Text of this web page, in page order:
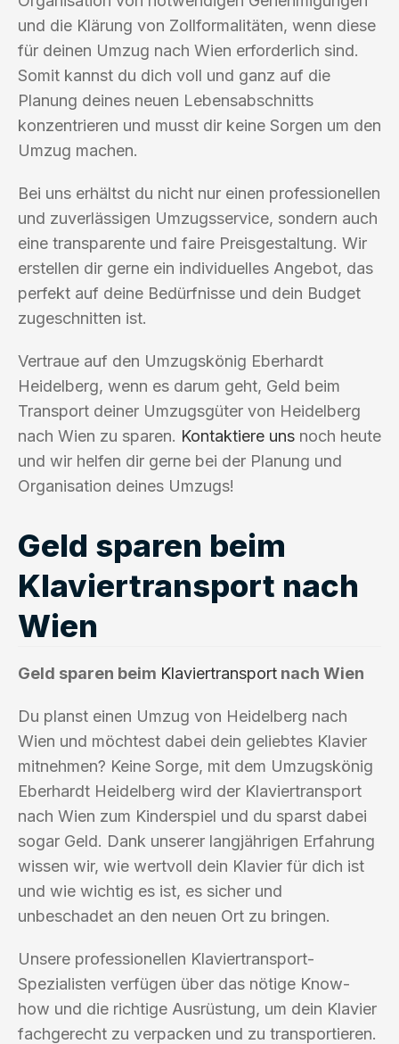
und die Klärung von Zollformalitäten, wenn diese
für deinen Umzug nach Wien erforderlich sind.
Somit kannst du dich voll und ganz auf die
Planung deines neuen Lebensabschnitts
konzentrieren und musst dir keine Sorgen um den
Umzug machen.
Bei uns erhältst du nicht nur einen professionellen
und zuverlässigen Umzugsservice, sondern auch
eine transparente und faire Preisgestaltung. Wir
erstellen dir gerne ein individuelles Angebot, das
perfekt auf deine Bedürfnisse und dein Budget
zugeschnitten ist.
Vertraue auf den Umzugskönig Eberhardt
Heidelberg, wenn es darum geht, Geld beim
Transport deiner Umzugsgüter von Heidelberg
nach Wien zu sparen. Kontaktiere uns noch heute
und wir helfen dir gerne bei der Planung und
Organisation deines Umzugs!
Geld sparen beim
Klaviertransport nach
Wien
Geld sparen beim Klaviertransport nach Wien
Du planst einen Umzug von Heidelberg nach
Wien und möchtest dabei dein geliebtes Klavier
mitnehmen? Keine Sorge, mit dem Umzugskönig
Eberhardt Heidelberg wird der Klaviertransport
nach Wien zum Kinderspiel und du sparst dabei
sogar Geld. Dank unserer langjährigen Erfahrung
wissen wir, wie wertvoll dein Klavier für dich ist
und wie wichtig es ist, es sicher und
unbeschadet an den neuen Ort zu bringen.
Unsere professionellen Klaviertransport-
Spezialisten verfügen über das nötige Know-
how und die richtige Ausrüstung, um dein Klavier
fachgerecht zu verpacken und zu transportieren.